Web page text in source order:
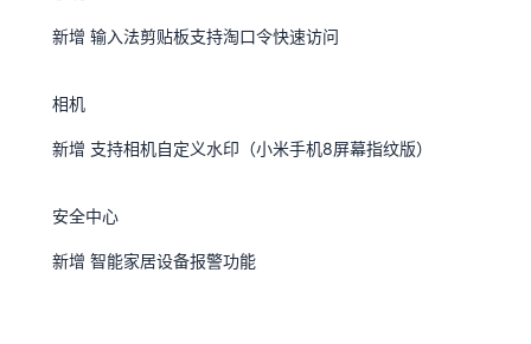
新增 输入法剪贴板支持淘口令快速访问
相机
新增 支持相机自定义水印（小米手机8屏幕指纹版）
安全中心
新增 智能家居设备报警功能